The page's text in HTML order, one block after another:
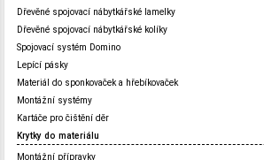
Dřevěné spojovací nábytkářské lamelky
Dřevěné spojovací nábytkářské kolíky
Spojovací systém Domino
Lepící pásky
Materiál do sponkovaček a hřebíkovaček
Montážní systémy
Kartáče pro čištění děr
Krytky do materiálu
Montážní přípravky